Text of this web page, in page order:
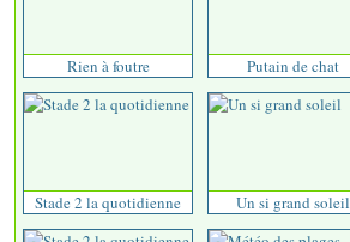
Rien à foutre Putain de chat
Stade 2 la quotidienne Un si grand soleil